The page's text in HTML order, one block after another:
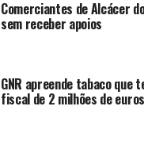
Comerciantes de Alcácer
sem receber apoios
GNR apreende tabaco que
fiscal de 2 milhões de